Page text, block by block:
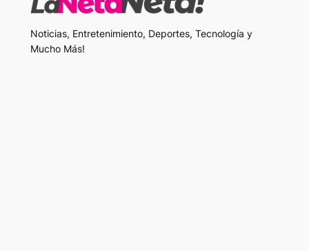
Noticias, Entretenimiento, Deportes, Tecnología y
Mucho Más!